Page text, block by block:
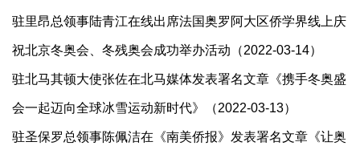
驻里昂总领事陆青江在线出席法国奥罗阿大区侨学界线上庆
祝北京冬奥会、冬残奥会成功举办活动（2022-03-14）
驻北马其顿大使张佐在北马媒体发表署名文章《携手冬奥盛
会一起迈向全球冰雪运动新时代》（2022-03-13）
驻圣保罗总领事陈佩洁在《南美侨报》发表署名文章《让奥